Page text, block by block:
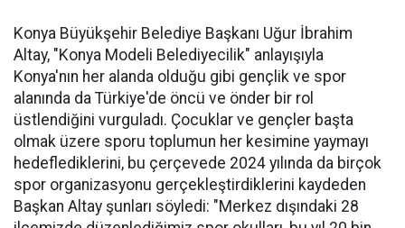
Konya Büyükşehir Belediye Başkanı Uğur İbrahim
Altay, "Konya Modeli Belediyecilik" anlayışıyla
Konya'nın her alanda olduğu gibi gençlik ve spor
alanında da Türkiye'de öncü ve önder bir rol
üstlendiğini vurguladı. Çocuklar ve gençler başta
olmak üzere sporu toplumun her kesimine yaymayı
hedeflediklerini, bu çerçevede 2024 yılında da birçok
spor organizasyonu gerçekleştirdiklerini kaydeden
Başkan Altay şunları söyledi: "Merkez dışındaki 28